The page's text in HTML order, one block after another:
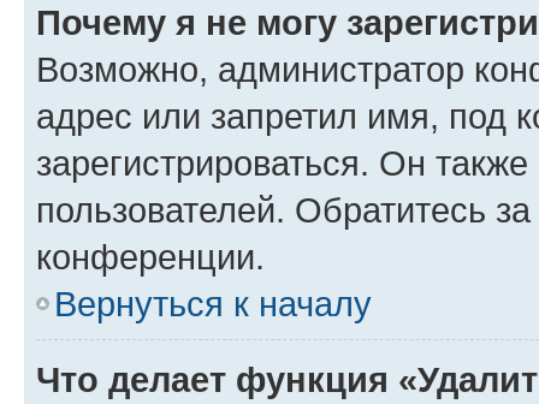
Почему я не могу
Возможно, администратор
адрес или запретил имя, под
зарегистрироваться. Он
пользователей. Обратитесь
конференции.
Вернуться к началу
Что делает функция